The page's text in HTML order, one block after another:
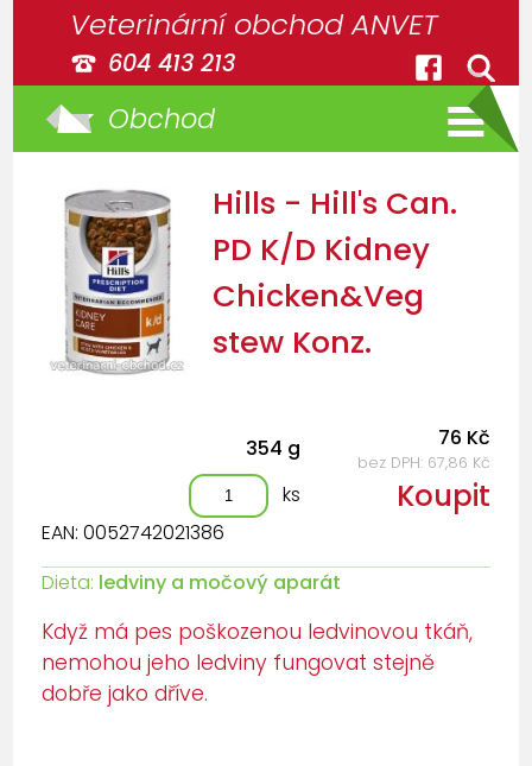
Veterinární obchod ANVET
604 413 213
Obchod
Hills - Hill's Can.
PD K/D Kidney
Chicken&Veg
stew Konz.
EAN: 0052742021386
354 g 76 Kč
bez DPH: 67,86 Kč
ks Koupit
Dieta: ledviny a močový aparát
Když má pes poškozenou ledvinovou tkáň,
nemohou jeho ledviny fungovat stejně
dobře jako dříve.